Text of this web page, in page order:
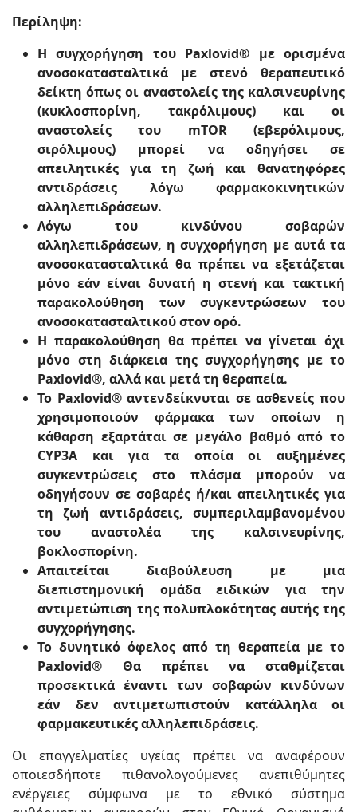
Περίληψη:
Η συγχορήγηση του Paxlovid® με ορισμένα
ανοσοκατασταλτικά με στενό θεραπευτικό
δείκτη όπως οι αναστολείς της καλσινευρίνης
(κυκλοσπορίνη, τακρόλιμους) και οι
αναστολείς του mTOR (εβερόλιμους,
σιρόλιμους) μπορεί να οδηγήσει σε
απειλητικές για τη ζωή και θανατηφόρες
αντιδράσεις λόγω φαρμακοκινητικών
αλληλεπιδράσεων.
Λόγω του κινδύνου σοβαρών
αλληλεπιδράσεων, η συγχορήγηση με αυτά τα
ανοσοκατασταλτικά θα πρέπει να εξετάζεται
μόνο εάν είναι δυνατή η στενή και τακτική
παρακολούθηση των συγκεντρώσεων του
ανοσοκατασταλτικού στον ορό.
Η παρακολούθηση θα πρέπει να γίνεται όχι
μόνο στη διάρκεια της συγχορήγησης με το
Paxlovid®, αλλά και μετά τη θεραπεία.
Το Paxlovid® αντενδείκνυται σε ασθενείς που
χρησιμοποιούν φάρμακα των οποίων η
κάθαρση εξαρτάται σε μεγάλο βαθμό από το
CYP3A και για τα οποία οι αυξημένες
συγκεντρώσεις στο πλάσμα μπορούν να
οδηγήσουν σε σοβαρές ή/και απειλητικές για
τη ζωή αντιδράσεις, συμπεριλαμβανομένου
του αναστολέα της καλσινευρίνης,
βοκλοσπορίνη.
Απαιτείται διαβούλευση με μια
διεπιστημονική ομάδα ειδικών για την
αντιμετώπιση της πολυπλοκότητας αυτής της
συγχορήγησης.
Το δυνητικό όφελος από τη θεραπεία με το
Paxlovid® Θα πρέπει να σταθμίζεται
προσεκτικά έναντι των σοβαρών κινδύνων
εάν δεν αντιμετωπιστούν κατάλληλα οι
φαρμακευτικές αλληλεπιδράσεις.
Οι επαγγελματίες υγείας πρέπει να αναφέρουν
οποιεσδήποτε πιθανολογούμενες ανεπιθύμητες
ενέργειες σύμφωνα με το εθνικό σύστημα